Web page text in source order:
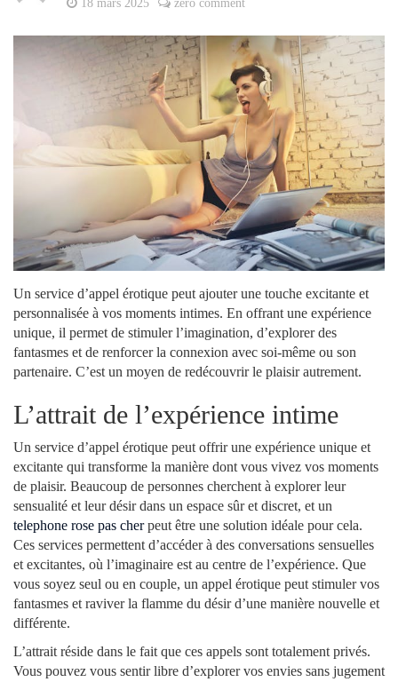
18 mars 2025 zero comment
Un service d’appel érotique peut ajouter une touche excitante et
personnalisée à vos moments intimes. En offrant une expérience
unique, il permet de stimuler l’imagination, d’explorer des
fantasmes et de renforcer la connexion avec soi-même ou son
partenaire. C’est un moyen de redécouvrir le plaisir autrement.
L’attrait de l’expérience intime
Un service d’appel érotique peut offrir une expérience unique et
excitante qui transforme la manière dont vous vivez vos moments
de plaisir. Beaucoup de personnes cherchent à explorer leur
sensualité et leur désir dans un espace sûr et discret, et un
telephone rose pas cherpeut être une solution idéale pour cela.
Ces services permettent d’accéder à des conversations sensuelles
et excitantes, où l’imaginaire est au centre de l’expérience. Que
vous soyez seul ou en couple, un appel érotique peut stimuler vos
fantasmes et raviver la flamme du désir d’une manière nouvelle et
différente.
L’attrait réside dans le fait que ces appels sont totalement privés.
Vous pouvez vous sentir libre d’explorer vos envies sans jugement